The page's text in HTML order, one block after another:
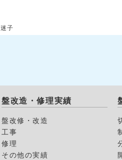
迷子
盤改造・修理実績
盤改修・改造
工事
修理
その他の実績